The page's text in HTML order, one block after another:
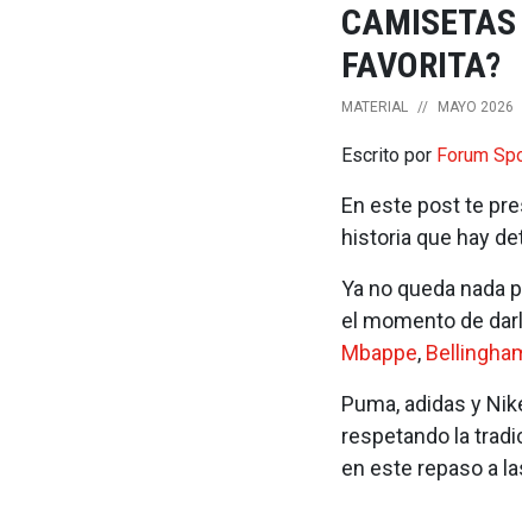
FAVORITA?
MATERIAL // MAYO 2026
Escrito por Forum
En este post te
historia que hay
Ya no queda nada
el momento de
Mbappe,
Puma, adidas y
respetando la
en este repaso a